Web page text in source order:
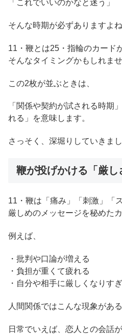
「これでいいのかなと迷う」
そんな時期が必ずありますよね
11・鞭とは25・指輪のカード
そんなタイミングかもしれませ
この2枚が並ぶときは、
「関係や契約が試される時期
れる」を意味します。
さっそく、深堀りしていきまし
鞭が投げかける「厳
11・鞭は「痛み」「刺激」「
厳しめのメッセージを秘めたカ
例えば、
・批判や口論が増える
・負担が重くて疲れる
・自分や相手に厳しくなりす
人間関係ではこんな現象があ
日常でいえば、恋人との会話